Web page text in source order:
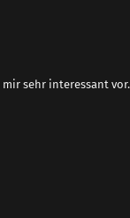
sehr interessant vor.